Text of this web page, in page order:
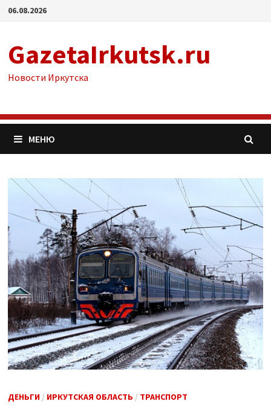
Перейти
06.08.2026
GazetaIrkutsk.ru
Новости Иркутска
МЕНЮ
ДЕНЬГИ/ ИРКУТСКАЯ ОБЛАСТЬ / ТРАНСПОРТ